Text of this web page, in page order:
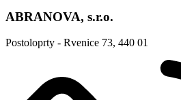
ABRANOVA, s.r.o.
Postoloprty - Rvenice 73, 440 01